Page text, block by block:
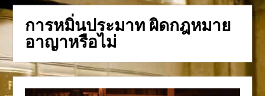
การหมิ่นประมาท ผิดกฎหมาย
อาญาหรือไม่